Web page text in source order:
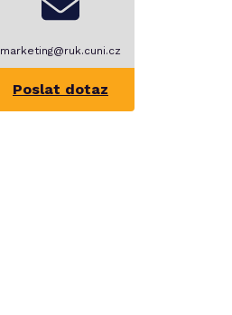
marketing@ruk.cuni.cz
Poslat dotaz